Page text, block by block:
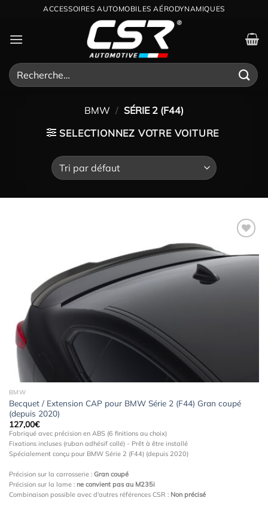
contenu
ACCESSOIRES AUTOMOBILES AÉRODYNAMIQUES
Recherche
pour :
BMW / SÉRIE 2 (F44)
SELECTIONNEZ VOTRE VOITURE
BMW
Becquet / Extension CAP pour BMW Série 2 (F44) Gran coupé
(depuis 2020)
127,00€
Fabriqué avec précision en ABS (6 finitions au choix)
Fixations incluses (ruban adhésif collé) - Prêt à être installé
Spécialement conçu pour BMW Série 2 (F44) (depuis 2020)
Précision sur la carrosserie : Gran coupé
Précision sur la lame : ne convient pas au M235i
Combinaison possible avec d'autres références CSR : Non précisé